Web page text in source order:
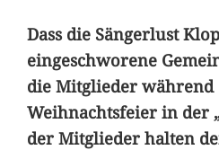
Dass die Sängerlust
eingeschworene
die Mitglieder während
Weihnachtsfeier in der
der Mitglieder halten